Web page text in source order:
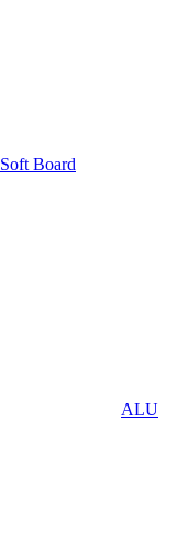
Soft Board
ALU